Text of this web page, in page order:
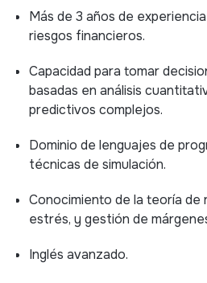
Más de 3 años de
riesgos financieros.
Capacidad para tomar
basadas en análisis
predictivos complejos.
Dominio de lenguajes de
técnicas de simulación.
Conocimiento de la teoría de
estrés, y gestión de
Inglés avanzado.